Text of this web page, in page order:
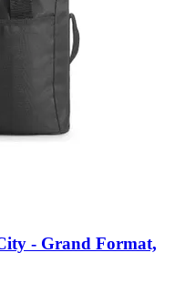
-​ Grand Format,